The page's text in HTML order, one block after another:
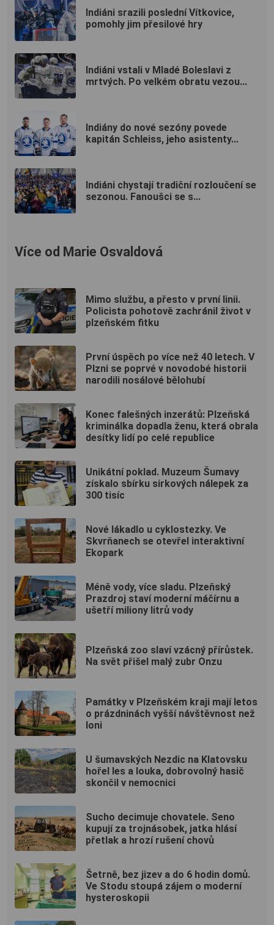
Indiáni srazili poslední Vítkovice,
pomohly jim přesilové hry
Indiáni vstali v Mladé Boleslavi z
mrtvých. Po velkém obratu vezou...
Indiány do nové sezóny povede
kapitán Schleiss, jeho asistenty...
Indiáni chystají tradiční rozloučení se
sezonou. Fanoušci se s...
Více od Marie Osvaldová
Mimo službu, a přesto v první linii.
Policista pohotově zachránil život v
plzeňském fitku
První úspěch po více než 40 letech. V
Plzni se poprvé v novodobé historii
narodili nosálové bělohubí
Konec falešných inzerátů: Plzeňská
kriminálka dopadla ženu, která obrala
desítky lidí po celé republice
Unikátní poklad. Muzeum Šumavy
získalo sbírku sirkových nálepek za
300 tisíc
Nové lákadlo u cyklostezky. Ve
Skvrňanech se otevřel interaktivní
Ekopark
Méně vody, více sladu. Plzeňský
Prazdroj staví moderní máčírnu a
ušetří miliony litrů vody
Plzeňská zoo slaví vzácný přírůstek.
Na svět přišel malý zubr Onzu
Památky v Plzeňském kraji mají letos
o prázdninách vyšší návštěvnost než
loni
U šumavských Nezdic na Klatovsku
hořel les a louka, dobrovolný hasič
skončil v nemocnici
Sucho decimuje chovatele. Seno
kupují za trojnásobek, jatka hlásí
přetlak a hrozí rušení chovů
Šetrně, bez jizev a do 6 hodin domů.
Ve Stodu stoupá zájem o moderní
hysteroskopii